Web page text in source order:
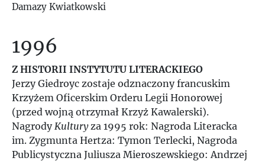
2001
2002
2003
Damazy Kwiatkowski
1996
Z HISTORII INSTYTUTU LITERACKIEGO
Jerzy Giedroyc zostaje odznaczony francuskim
Krzyżem Oficerskim Orderu Legii Honorowej
(przed wojną otrzymał Krzyż Kawalerski).
NagrodyKulturyza 1995 rok: Nagroda Literacka
im. Zygmunta Hertza: Tymon Terlecki, Nagroda
Publicystyczna Juliusza Mieroszewskiego: Andrzej